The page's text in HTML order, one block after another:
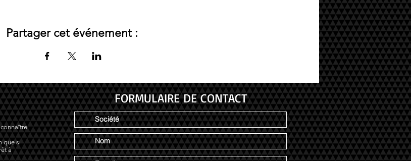
Partager cet événement :
que si
à
FORMULAIRE DE CONTACT